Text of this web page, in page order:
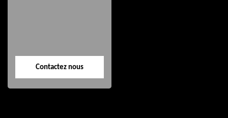
Contactez nous